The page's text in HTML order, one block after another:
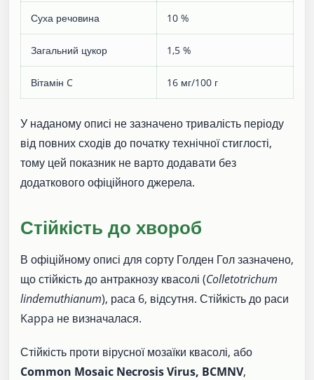
Суха речовина 10 %
Загальний цукор 1,5 %
Вітамін C 16 мг/100 г
У наданому описі не зазначено тривалість періоду
від повних сходів до початку технічної стиглості,
тому цей показник не варто додавати без
додаткового офіційного джерела.
Стійкість до хвороб
В офіційному описі для сорту Голден Гол зазначено,
що стійкість до антракнозу квасолі (Colletotrichum
lindemuthianum), раса 6, відсутня. Стійкість до раси
Kappa не визначалася.
Стійкість проти вірусної мозаїки квасолі, або
Common Mosaic Necrosis Virus, BCMNV,